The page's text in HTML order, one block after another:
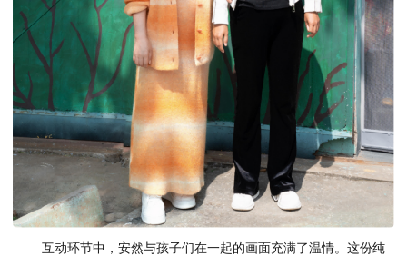
互动环节中，安然与孩子们在一起的画面充满了温情。这份纯